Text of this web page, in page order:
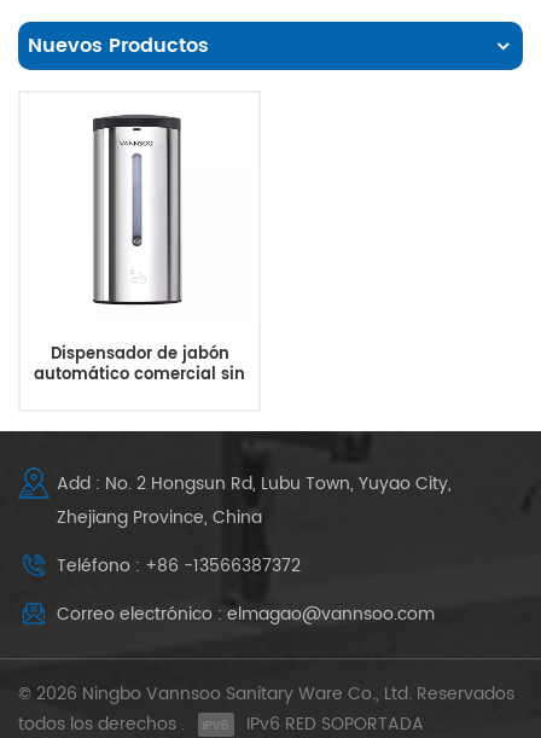
Nuevos Productos
Dispensador de jabón
automático comercial sin
pared
Add : No. 2 Hongsun Rd, Lubu Town, Yuyao City,
Zhejiang Province, China
Teléfono : +86 -13566387372
Correo electrónico : elmagao@vannsoo.com
© 2026 Ningbo Vannsoo Sanitary Ware Co., Ltd. Reservados
todos los derechos .
IPv6 RED SOPORTADA